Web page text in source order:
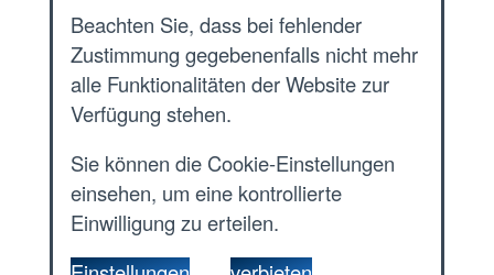
Aktuelles
Presse & Service
Pressemitteilungen
Pressemitteilungen
Beachten Sie, dass bei fehlender
Zustimmung gegebenenfalls nicht mehr
alle Funktionalitäten der Website zur
Verfügung stehen.
Sie können die Cookie-Einstellungen
einsehen, um eine kontrollierte
Einwilligung zu erteilen.